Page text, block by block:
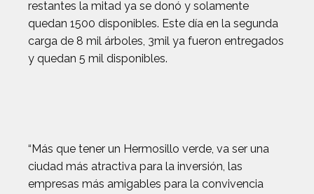
restantes la mitad ya se donó y solamente
quedan 1500 disponibles. Este día en la segunda
carga de 8 mil árboles, 3mil ya fueron entregados
y quedan 5 mil disponibles.
“Más que tener un Hermosillo verde, va ser una
ciudad más atractiva para la inversión, las
empresas más amigables para la convivencia